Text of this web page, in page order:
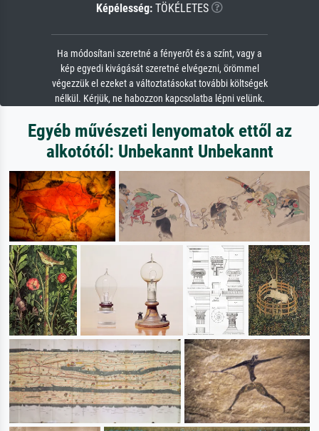
Képélesség: TÖKÉLETES
Ha módosítani szeretné a fényerőt és a színt, vagy a
kép egyedi kivágását szeretné elvégezni, örömmel
végezzük el ezeket a változtatásokat további költségek
nélkül. Kérjük, ne habozzon kapcsolatba lépni velünk.
Egyéb művészeti lenyomatok ettől az
alkotótól: Unbekannt Unbekannt